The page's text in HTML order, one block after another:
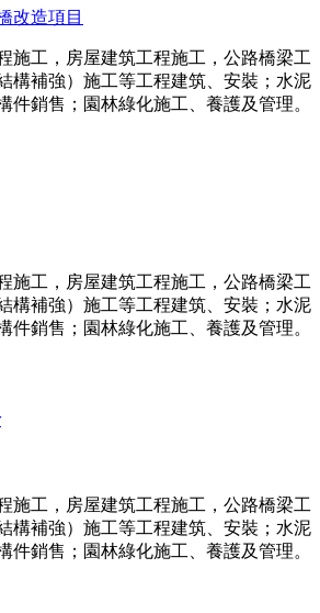
施工，房屋建筑工程施工，公路橋梁工
構補強）施工等工程建筑、安裝；水泥
件銷售；園林綠化施工、養護及管理。
施工，房屋建筑工程施工，公路橋梁工
構補強）施工等工程建筑、安裝；水泥
件銷售；園林綠化施工、養護及管理。
施工，房屋建筑工程施工，公路橋梁工
構補強）施工等工程建筑、安裝；水泥
件銷售；園林綠化施工、養護及管理。